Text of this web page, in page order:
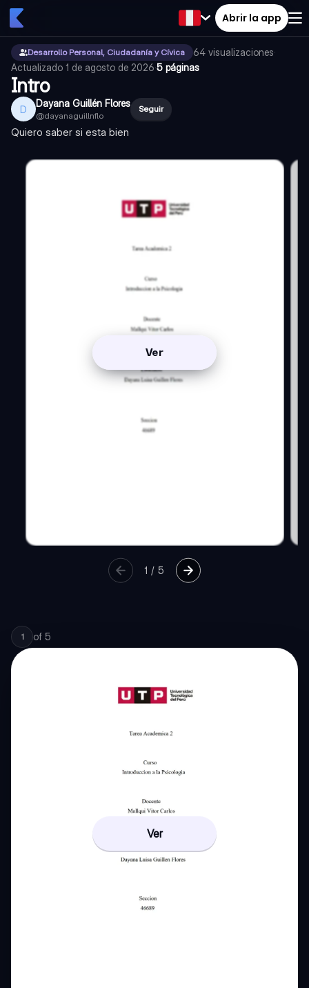
Abrir la app
Desarrollo Personal, Ciudadanía y Cívica 64 visualizaciones·
Actualizado 1 de agosto de 2026·5 páginas
Intro
D Dayana Guillén Flores
@dayanaguillnflo
Seguir
Quiero saber si esta bien
Ver
1 /5
1 of 5
Ver